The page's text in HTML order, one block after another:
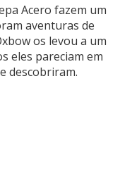
Acero fazem um
aventuras de
os levou a um
eles pareciam em
descobriram.